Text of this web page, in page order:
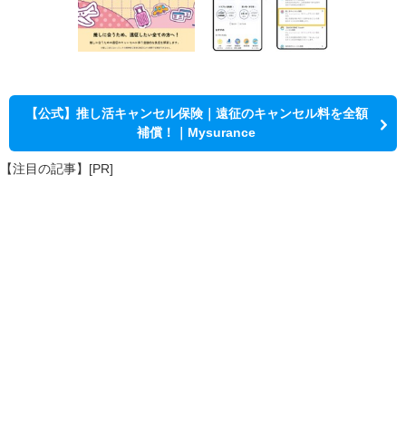
【公式】推し活キャンセル保険｜遠征のキャンセル料を全額
補償！｜Mysurance
【注目の記事】[PR]